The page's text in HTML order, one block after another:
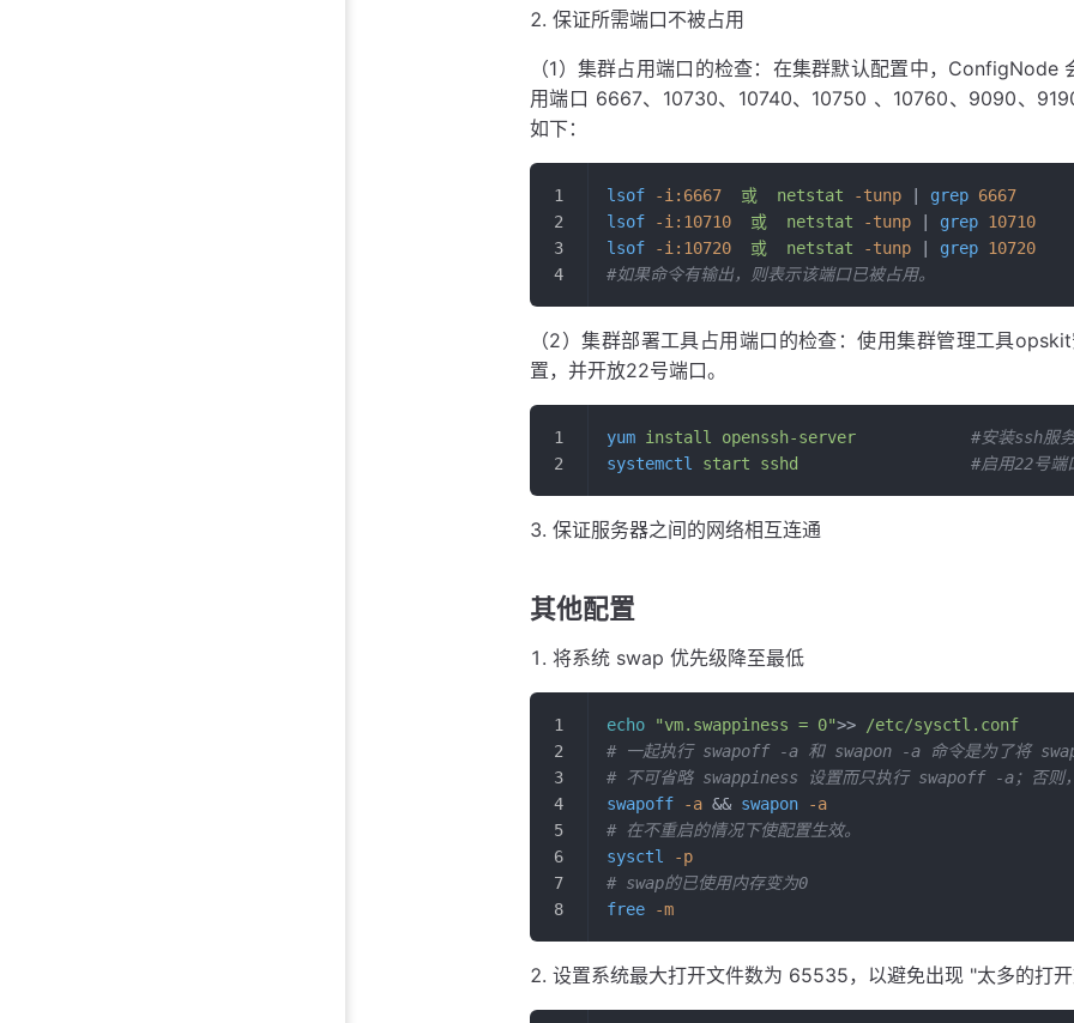
保证所需端口不被占用
（1）集群占用端口的检查：在集群默认配置中，
用端口 6667、10730、10740、10750 、10760、9090、
如下：
lsof -i:6667
  或
  netstat
-tunp | grep 6667
lsof -i:10710
  或
  netstat
-tunp | grep 10710
lsof -i:10720
  或
  netstat
-tunp | grep 10720
#如果命令有输出，则表示该端口已被占用。
（2）集群部署工具占用端口的检查：使用集群管理工具
置，并开放22号端口。
yum install openssh-server
#安装ssh服
systemctl
start sshd
#启用22号端
保证服务器之间的网络相互连通
其他配置
将系统 swap 优先级降至最低
echo "vm.swappiness = 0">>
/etc/sysctl.conf
# 一起执行 swapoff -a 和 swapon -a 命令是为了将 swap
# 不可省略 swappiness 设置而只执行 swapoff -a；否则，
swapoff -a && swapon -a
# 在不重启的情况下使配置生效。
sysctl
-p
# swap的已使用内存变为0
free -m
设置系统最大打开文件数为 65535，以避免出现 "太多的打开